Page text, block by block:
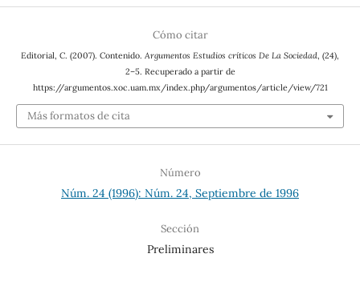
Cómo citar
Editorial, C. (2007). Contenido. Argumentos Estudios críticos De La Sociedad, (24),
2–5. Recuperado a partir de
https://argumentos.xoc.uam.mx/index.php/argumentos/article/view/721
Más formatos de cita
Número
Núm. 24 (1996): Núm. 24, Septiembre de 1996
Sección
Preliminares